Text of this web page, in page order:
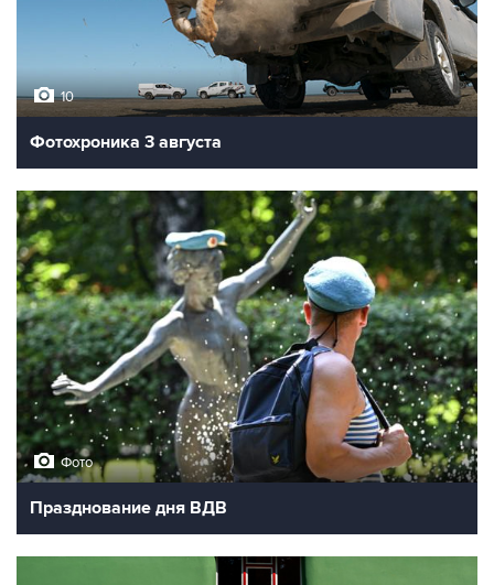
10
Фотохроника 3 августа
Фото
Празднование дня ВДВ